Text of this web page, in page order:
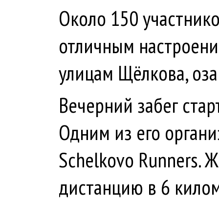
Около 150
отличным
улицам Щёлкова,
Вечерний забег
Одним из его
Schelkovo Runners.
дистанцию в 6